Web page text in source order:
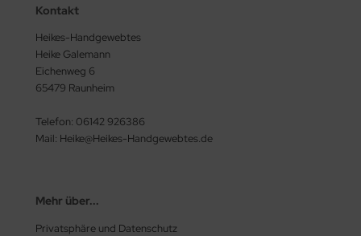
Kontakt
Heikes-Handgewebtes
Heike Galemann
Eichenweg 6
65479 Raunheim
Telefon: 06142 926386
Mail: Heike@Heikes-Handgewebtes.de
Mehr über...
Privatsphäre und Datenschutz